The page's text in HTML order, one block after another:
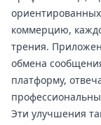
коммерцию,
трения.
обмена
платформу,
Эти улучшения